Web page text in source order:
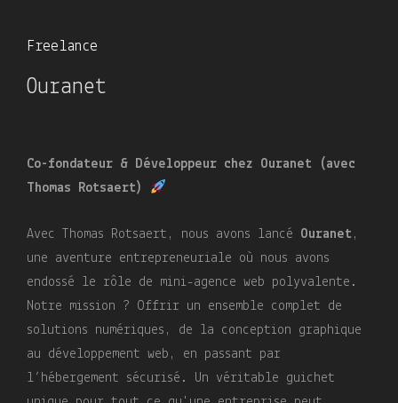
Freelance
Ouranet
Co-fondateur & Développeur chez Ouranet (avec
Thomas Rotsaert)
Avec Thomas Rotsaert, nous avons lancé Ouranet,
une aventure entrepreneuriale où nous avons
endossé le rôle de mini-agence web polyvalente.
Notre mission ? Offrir un ensemble complet de
solutions numériques, de la conception graphique
au développement web, en passant par
l’hébergement sécurisé. Un véritable guichet